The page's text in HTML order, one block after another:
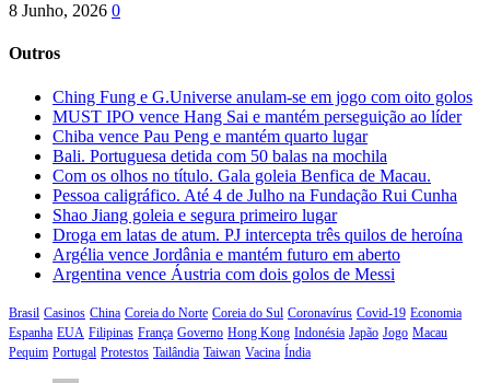
8 Junho, 2026 0
Outros
Ching Fung e G.Universe anulam-se em jogo com oito golos
MUST IPO vence Hang Sai e mantém perseguição ao líder
Chiba vence Pau Peng e mantém quarto lugar
Bali. Portuguesa detida com 50 balas na mochila
Com os olhos no título. Gala goleia Benfica de Macau.
Pessoa caligráfico. Até 4 de Julho na Fundação Rui Cunha
Shao Jiang goleia e segura primeiro lugar
Droga em latas de atum. PJ intercepta três quilos de heroína
Argélia vence Jordânia e mantém futuro em aberto
Argentina vence Áustria com dois golos de Messi
Brasil Casinos China Coreia do Norte Coreia do Sul Coronavírus Covid-19 Economia
Espanha EUA Filipinas França Governo Hong Kong Indonésia Japão Jogo Macau
Pequim Portugal Protestos Tailândia Taiwan Vacina Índia